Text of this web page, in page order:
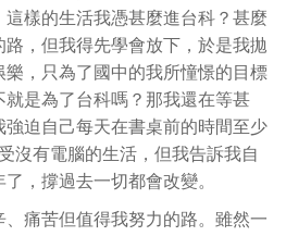
樣的生活我憑甚麼進台科？甚麼
，但我得先學會放下，於是我拋
，只為了國中的我所憧憬的目標
就是為了台科嗎？那我還在等甚
迫自己每天在書桌前的時間至少
沒有電腦的生活，但我告訴我自
，撐過去一切都會改變。
痛苦但值得我努力的路。雖然一